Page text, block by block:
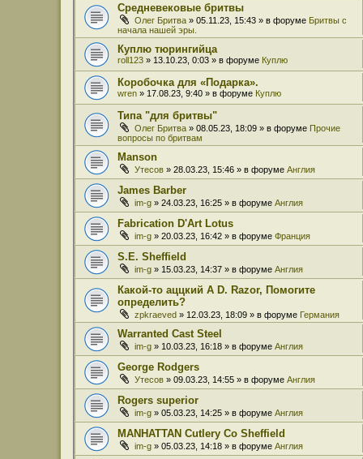
Средневековые бритвы
Олег Бритва » 05.11.23, 15:43 » в форуме Бритвы с
начала нашей эры.
Куплю тюрингийца
roll123 » 13.10.23, 0:03 » в форуме Куплю
Коробочка для «Подарка».
wren » 17.08.23, 9:40 » в форуме Куплю
Типа "для бритвы"
Олег Бритва » 08.05.23, 18:09 » в форуме Прочие
вопросы по бритвам
Manson
Утесов » 28.03.23, 15:46 » в форуме Англия
James Barber
im-g » 24.03.23, 16:25 » в форуме Англия
Fabrication D'Art Lotus
im-g » 20.03.23, 16:42 » в форуме Франция
S.E. Sheffield
im-g » 15.03.23, 14:37 » в форуме Англия
Какой-то аццкий A D. Razor, Помогите
определить?
zpkraeved » 12.03.23, 18:09 » в форуме Германия
Warranted Cast Steel
im-g » 10.03.23, 16:18 » в форуме Англия
George Rodgers
Утесов » 09.03.23, 14:55 » в форуме Англия
Rogers superior
im-g » 05.03.23, 14:25 » в форуме Англия
MANHATTAN Cutlery Co Sheffield
im-g » 05.03.23, 14:18 » в форуме Англия